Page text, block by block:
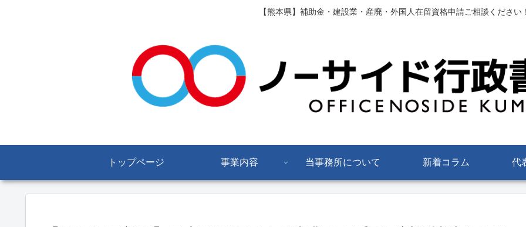
【熊本県】補助金・建設業・産廃・外国人在留資格申請ご相談ください
トップページ 事業内容 当事務所について 新着コラム 代